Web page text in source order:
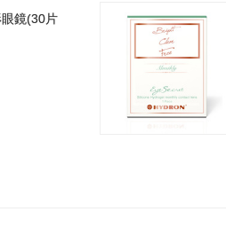
鏡(30片